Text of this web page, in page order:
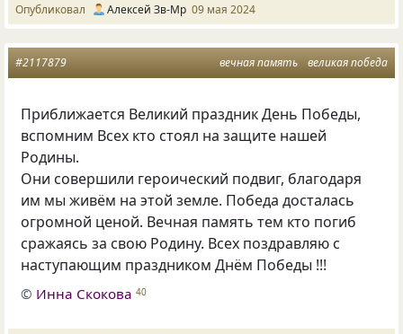
Опубликовал Алексей Зв-Mp 09 мая 2024
вечная память великая победа
#2117879
Приближается Великий праздник День Победы,
вспомним Всех кто стоял на защите нашей
Родины.
Они совершили героический подвиг, благодаря
им мы живём на этой земле. Победа досталась
огромной ценой. Вечная память тем кто погиб
сражаясь за свою Родину. Всех поздравляю с
наступающим праздником Днём Победы !!!
© Инна Скокова 40